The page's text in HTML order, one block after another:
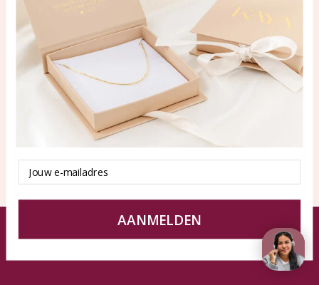
Producten
Alle producten
Nieuwe producten
KAYA Sieraden
Over ons
Samenwerken?
Tips en Advies
Duurzaamheid
© KAYA Sieraden
Algemene voorwaarden Disclaimer Privacy Policy Sitemap
Email
AANMELDEN